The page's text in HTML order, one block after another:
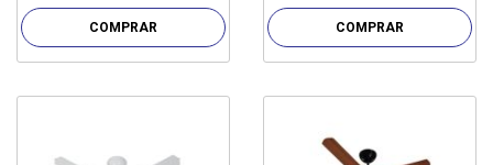
COMPRAR COMPRAR